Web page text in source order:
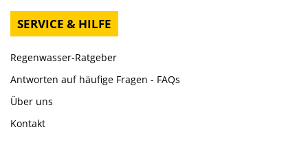
SERVICE & HILFE
Regenwasser-Ratgeber
Antworten auf häufige Fragen - FAQs
Über uns
Kontakt